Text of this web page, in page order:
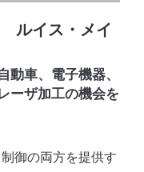
ルイス・メイ
車、電子機器、
ーザ加工の機会を
御の両方を提供す